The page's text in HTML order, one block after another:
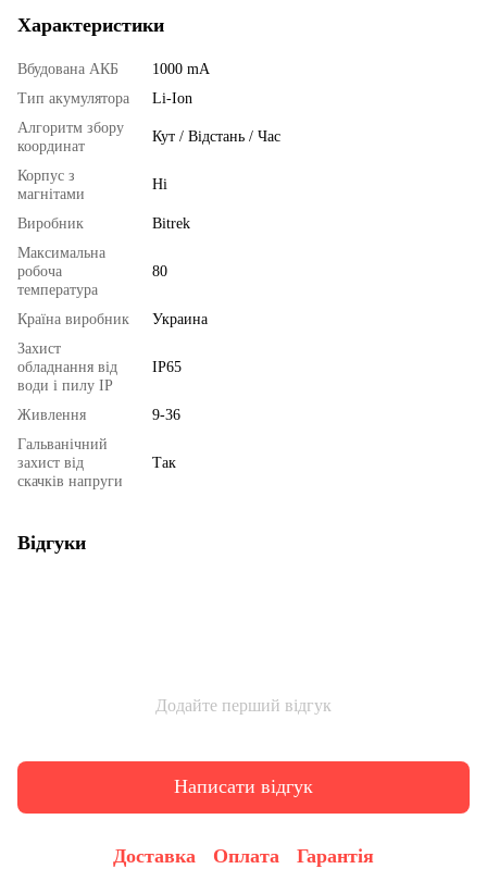
Характеристики
Вбудована АКБ
1000 mA
Тип акумулятора
Li-Ion
Алгоритм збору
координат
Кут / Відстань / Час
Корпус з
магнітами
Ні
Виробник
Bitrek
Максимальна
робоча
температура
80
Країна виробник
Украина
Захист
обладнання від
води і пилу IP
IP65
Живлення
9-36
Гальванічний
захист від
скачків напруги
Так
Відгуки
Додайте перший відгук
Написати відгук
Доставка Оплата Гарантія